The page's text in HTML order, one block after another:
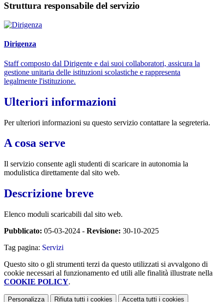
Struttura responsabile del servizio
Dirigenza
Staff composto dal Dirigente e dai suoi collaboratori, assicura la
gestione unitaria delle istituzioni scolastiche e rappresenta
legalmente l'istituzione.
Ulteriori informazioni
Per ulteriori informazioni su questo servizio contattare la segreteria.
A cosa serve
Il servizio consente agli studenti di scaricare in autonomia la
modulistica direttamente dal sito web.
Descrizione breve
Elenco moduli scaricabili dal sito web.
Pubblicato: 05-03-2024 - Revisione: 30-10-2025
Tag pagina: Servizi
Questo sito o gli strumenti terzi da questo utilizzati si avvalgono di
cookie necessari al funzionamento ed utili alle finalità illustrate nella
COOKIE POLICY.
Personalizza Rifiuta tutti i cookies Accetta tutti i cookies